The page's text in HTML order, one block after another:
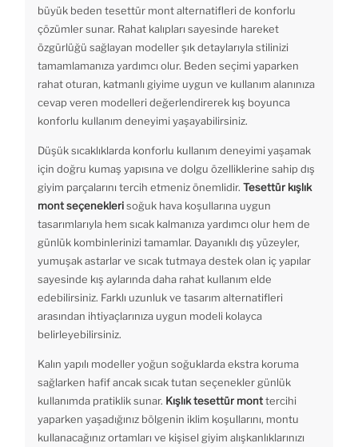
büyük beden tesettür mont alternatifleri de konforlu
çözümler sunar. Rahat kalıpları sayesinde hareket
özgürlüğü sağlayan modeller şık detaylarıyla stilinizi
tamamlamanıza yardımcı olur. Beden seçimi yaparken
rahat oturan, katmanlı giyime uygun ve kullanım alanınıza
cevap veren modelleri değerlendirerek kış boyunca
konforlu kullanım deneyimi yaşayabilirsiniz.
Düşük sıcaklıklarda konforlu kullanım deneyimi yaşamak
için doğru kumaş yapısına ve dolgu özelliklerine sahip dış
giyim parçalarını tercih etmeniz önemlidir. Tesettür kışlık
mont seçeneklerisoğuk hava koşullarına uygun
tasarımlarıyla hem sıcak kalmanıza yardımcı olur hem de
günlük kombinlerinizi tamamlar. Dayanıklı dış yüzeyler,
yumuşak astarlar ve sıcak tutmaya destek olan iç yapılar
sayesinde kış aylarında daha rahat kullanım elde
edebilirsiniz. Farklı uzunluk ve tasarım alternatifleri
arasından ihtiyaçlarınıza uygun modeli kolayca
belirleyebilirsiniz.
Kalın yapılı modeller yoğun soğuklarda ekstra koruma
sağlarken hafif ancak sıcak tutan seçenekler günlük
kullanımda pratiklik sunar. Kışlık tesettür monttercihi
yaparken yaşadığınız bölgenin iklim koşullarını, montu
kullanacağınız ortamları ve kişisel giyim alışkanlıklarınızı